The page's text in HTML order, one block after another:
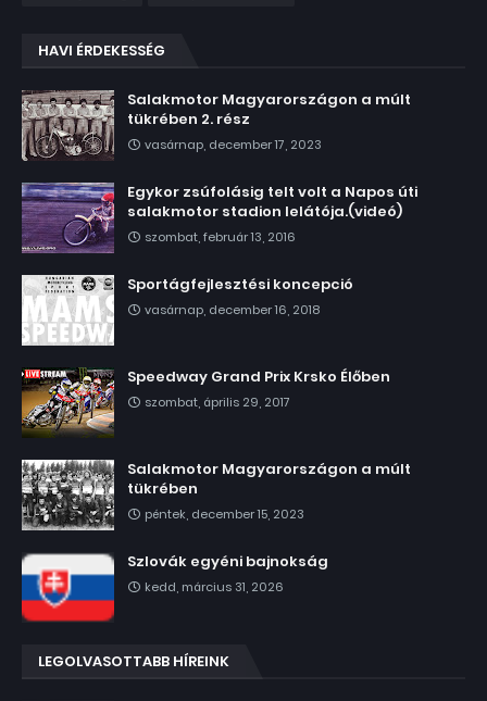
HAVI ÉRDEKESSÉG
Salakmotor Magyarországon a múlt
tükrében 2. rész
vasárnap, december 17, 2023
Egykor zsúfolásig telt volt a Napos úti
salakmotor stadion lelátója.(videó)
szombat, február 13, 2016
Sportágfejlesztési koncepció
vasárnap, december 16, 2018
Speedway Grand Prix Krsko Élőben
szombat, április 29, 2017
Salakmotor Magyarországon a múlt
tükrében
péntek, december 15, 2023
Szlovák egyéni bajnokság
kedd, március 31, 2026
LEGOLVASOTTABB HÍREINK